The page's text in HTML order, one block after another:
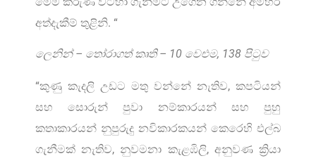
අත්දැකීම් තුළිනි. “
ලෙනින් – තෝරාගත් කෘති – 10 වෙළුම, 138 පිටුව
“කුණු කැදලි උඩට මතු වන්නේ නැතිව, කපටියන්
සහ සොරුන් පුවා නම්කාරයන් සහ පුහු
කතාකාරයන් නුපුරුදු නවිකාරකයන් කෙරෙහි එල්බ
ගැනීමක් නැතිව, නුවමනා කැළඹිලි, අනුවණ ක්‍රියා